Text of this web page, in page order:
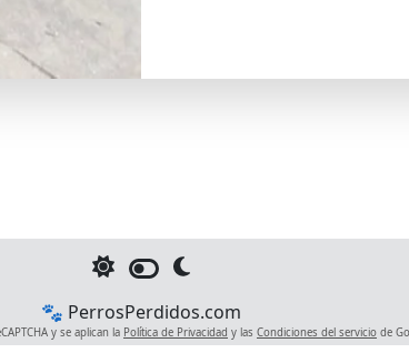
🐾 PerrosPerdidos.com
y se aplican la Política de Privacidad y las Condiciones del servicio de